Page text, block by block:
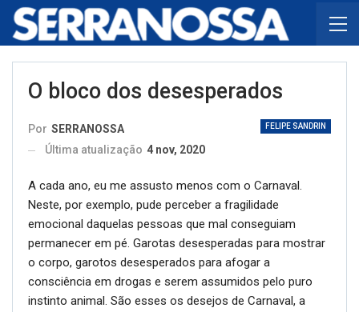
O bloco dos desesperados
FELIPE SANDRIN
Por SERRANOSSA
Última atualização 4 nov, 2020
A cada ano, eu me assusto menos com o Carnaval.
Neste, por exemplo, pude perceber a fragilidade
emocional daquelas pessoas que mal conseguiam
permanecer em pé. Garotas desesperadas para mostrar
o corpo, garotos desesperados para afogar a
consciência em drogas e serem assumidos pelo puro
instinto animal. São esses os desejos de Carnaval, a